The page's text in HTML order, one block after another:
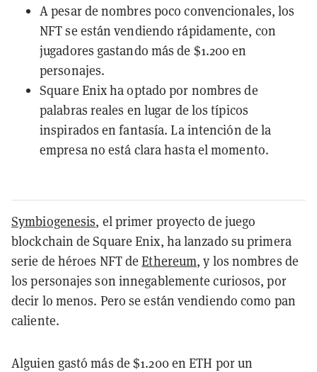
A pesar de nombres poco convencionales, los
NFT se están vendiendo rápidamente, con
jugadores gastando más de $1.200 en
personajes.
Square Enix ha optado por nombres de
palabras reales en lugar de los típicos
inspirados en fantasía. La intención de la
empresa no está clara hasta el momento.
Symbiogenesis, el primer proyecto de juego
blockchain de Square Enix, ha lanzado su primera
serie de héroes NFT deEthereum, y los nombres de
los personajes son innegablemente curiosos, por
decir lo menos. Pero se están vendiendo como pan
caliente.
Alguien gastó más de $1.200 en ETH por un